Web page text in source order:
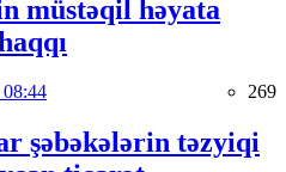
müstəqil həyata
08:44 269
şəbəkələrin təzyiqi